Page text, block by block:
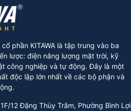
phần KITAWA là tập trung vào ba
lược: điện năng lượng mặt trời, kỹ
công nghiệp và tự động. Đây là một
độc lập lớn nhất về các bộ phận và
12 Đặng Thùy Trâm, Phường Bình Lợi